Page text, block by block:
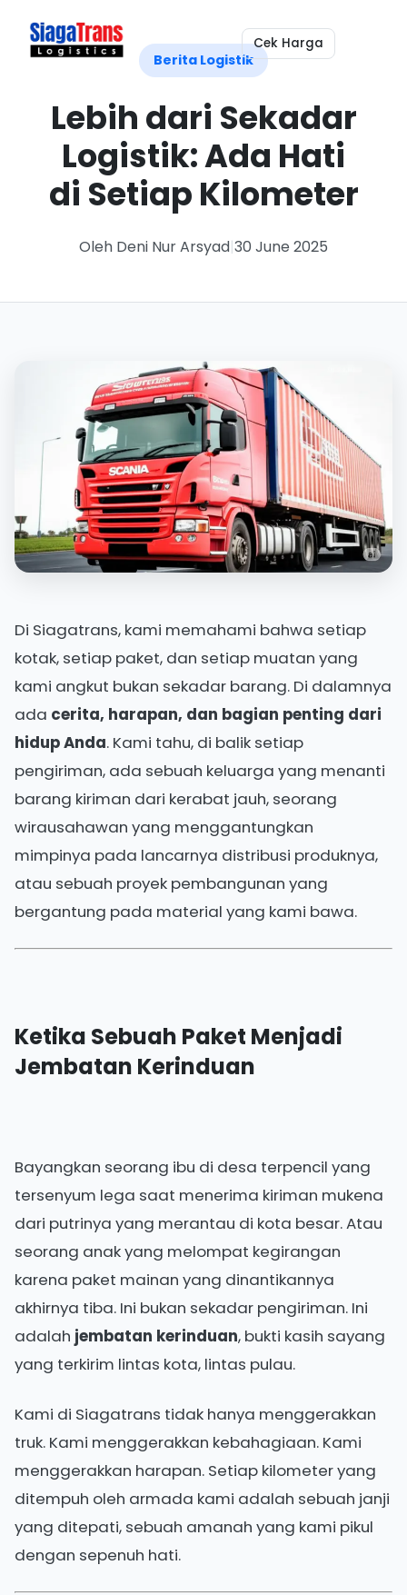
Cek Harga
Berita Logistik
Lebih dari Sekadar
Logistik: Ada Hati
di Setiap Kilometer
Oleh Deni Nur Arsyad|30 June 2025
Di Siagatrans, kami memahami bahwa setiap
kotak, setiap paket, dan setiap muatan yang
kami angkut bukan sekadar barang. Di dalamnya
ada cerita, harapan, dan bagian penting dari
hidup Anda. Kami tahu, di balik setiap
pengiriman, ada sebuah keluarga yang menanti
barang kiriman dari kerabat jauh, seorang
wirausahawan yang menggantungkan
mimpinya pada lancarnya distribusi produknya,
atau sebuah proyek pembangunan yang
bergantung pada material yang kami bawa.
Ketika Sebuah Paket Menjadi
Jembatan Kerinduan
Bayangkan seorang ibu di desa terpencil yang
tersenyum lega saat menerima kiriman mukena
dari putrinya yang merantau di kota besar. Atau
seorang anak yang melompat kegirangan
karena paket mainan yang dinantikannya
akhirnya tiba. Ini bukan sekadar pengiriman. Ini
adalah jembatan kerinduan, bukti kasih sayang
yang terkirim lintas kota, lintas pulau.
Kami di Siagatrans tidak hanya menggerakkan
truk. Kami menggerakkan kebahagiaan. Kami
menggerakkan harapan. Setiap kilometer yang
ditempuh oleh armada kami adalah sebuah janji
yang ditepati, sebuah amanah yang kami pikul
dengan sepenuh hati.